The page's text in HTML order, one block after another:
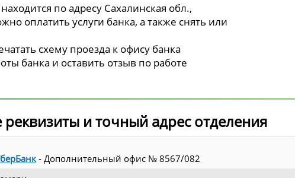
по адресу Сахалинская обл.,
оплатить услуги банка, а также снять или
схему проезда к офису банка
банка и оставить отзыв по работе
и точный адрес отделения
- Дополнительный офис № 8567/082